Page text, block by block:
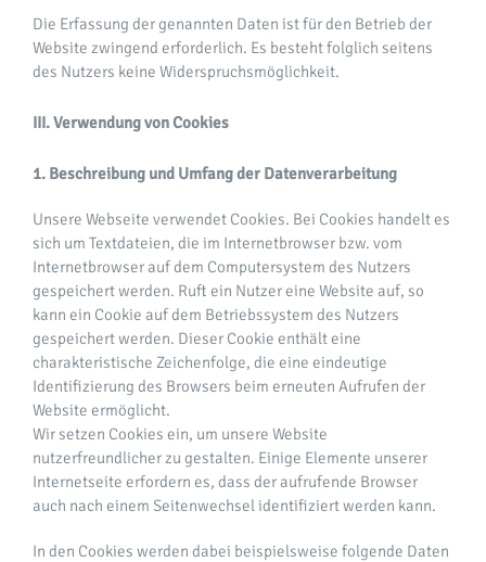
Die Erfassung der genannten Daten ist für den Betrieb der
Website zwingend erforderlich. Es besteht folglich seitens
des Nutzers keine Widerspruchsmöglichkeit.
III. Verwendung von Cookies
1. Beschreibung und Umfang der Datenverarbeitung
Unsere Webseite verwendet Cookies. Bei Cookies handelt es
sich um Textdateien, die im Internetbrowser bzw. vom
Internetbrowser auf dem Computersystem des Nutzers
gespeichert werden. Ruft ein Nutzer eine Website auf, so
kann ein Cookie auf dem Betriebssystem des Nutzers
gespeichert werden. Dieser Cookie enthält eine
charakteristische Zeichenfolge, die eine eindeutige
Identifizierung des Browsers beim erneuten Aufrufen der
Website ermöglicht.
Wir setzen Cookies ein, um unsere Website
nutzerfreundlicher zu gestalten. Einige Elemente unserer
Internetseite erfordern es, dass der aufrufende Browser
auch nach einem Seitenwechsel identifiziert werden kann.
In den Cookies werden dabei beispielsweise folgende Daten